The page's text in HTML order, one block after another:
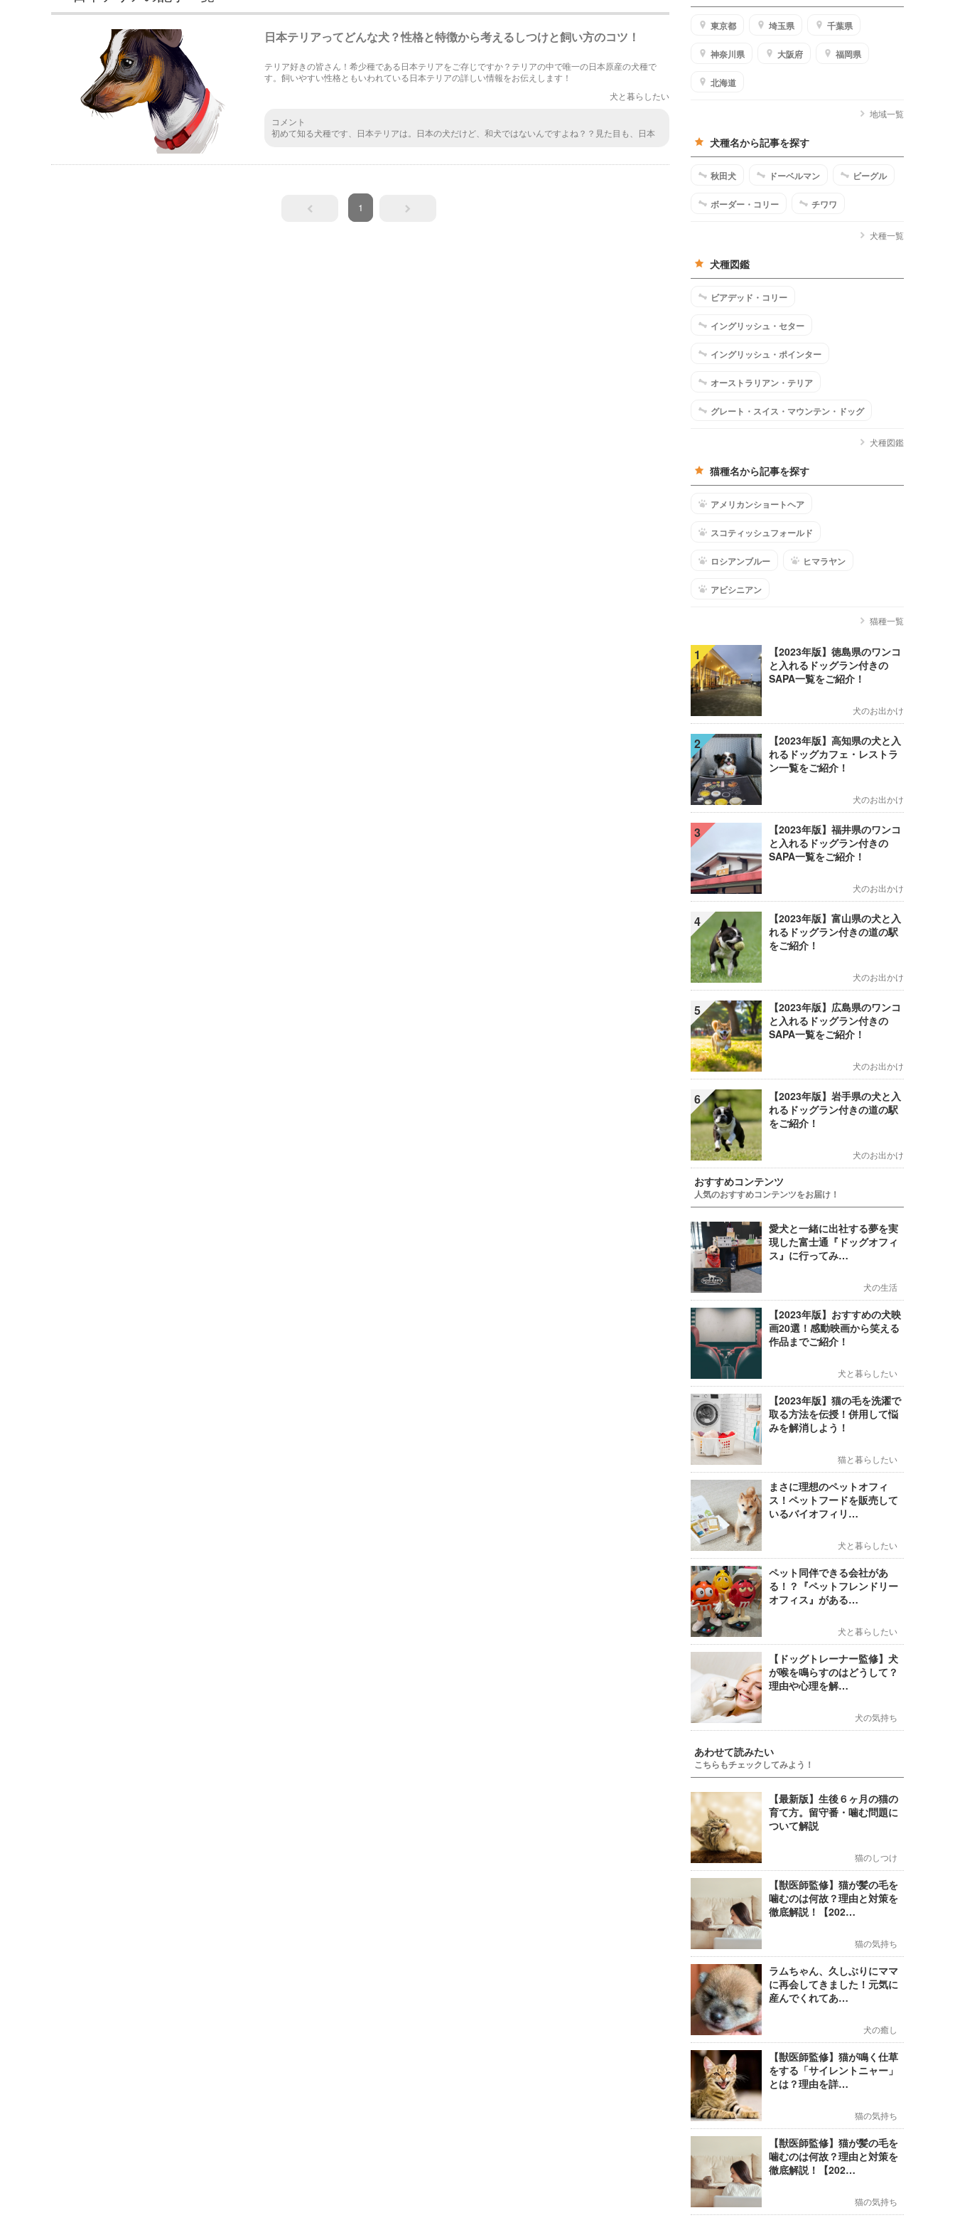
日本テリアってどんな犬？性格と特徴から考えるしつけと飼い方のコツ！
テリア好きの皆さん！希少種である日本テリアをご存じですか？テリアの中で唯一の日本原産の犬種で
す。飼いやすい性格ともいわれている日本テリアの詳しい情報をお伝えします！
犬と暮らしたい
コメント
初めて知る犬種です、日本テリアは。日本の犬だけど、和犬ではないんですよね？？見た目も、日本
1
東京都 埼玉県 千葉県
神奈川県 大阪府 福岡県
北海道
地域一覧
犬種名から記事を探す
秋田犬 ドーベルマン ビーグル
ボーダー・コリー チワワ
犬種一覧
犬種図鑑
ビアデッド・コリー
イングリッシュ・セター
イングリッシュ・ポインター
オーストラリアン・テリア
グレート・スイス・マウンテン・ドッグ
犬種図鑑
猫種名から記事を探す
アメリカンショートヘア
スコティッシュフォールド
ロシアンブルー ヒマラヤン
アビシニアン
猫種一覧
1
【2023年版】徳島県のワンコ
と入れるドッグラン付きの
SAPA一覧をご紹介！
犬のお出かけ
2
【2023年版】高知県の犬と入
れるドッグカフェ・レストラ
ン一覧をご紹介！
犬のお出かけ
3
【2023年版】福井県のワンコ
と入れるドッグラン付きの
SAPA一覧をご紹介！
犬のお出かけ
4
【2023年版】富山県の犬と入
れるドッグラン付きの道の駅
をご紹介！
犬のお出かけ
5
【2023年版】広島県のワンコ
と入れるドッグラン付きの
SAPA一覧をご紹介！
犬のお出かけ
6
【2023年版】岩手県の犬と入
れるドッグラン付きの道の駅
をご紹介！
犬のお出かけ
おすすめコンテンツ
人気のおすすめコンテンツをお届け！
愛犬と一緒に出社する夢を実
現した富士通『ドッグオフィ
ス』に行ってみ…
犬の生活
【2023年版】おすすめの犬映
画20選！感動映画から笑える
作品までご紹介！
犬と暮らしたい
【2023年版】猫の毛を洗濯で
取る方法を伝授！併用して悩
みを解消しよう！
猫と暮らしたい
まさに理想のペットオフィ
ス！ペットフードを販売して
いるバイオフィリ…
犬と暮らしたい
ペット同伴できる会社があ
る！？『ペットフレンドリー
オフィス』がある…
犬と暮らしたい
【ドッグトレーナー監修】犬
が喉を鳴らすのはどうして？
理由や心理を解…
犬の気持ち
あわせて読みたい
こちらもチェックしてみよう！
【最新版】生後６ヶ月の猫の
育て方。留守番・噛む問題に
ついて解説
猫のしつけ
【獣医師監修】猫が髪の毛を
噛むのは何故？理由と対策を
徹底解説！【202…
猫の気持ち
ラムちゃん、久しぶりにママ
に再会してきました！元気に
産んでくれてあ…
犬の癒し
【獣医師監修】猫が鳴く仕草
をする「サイレントニャー」
とは？理由を詳…
猫の気持ち
【獣医師監修】猫が髪の毛を
噛むのは何故？理由と対策を
徹底解説！【202…
猫の気持ち